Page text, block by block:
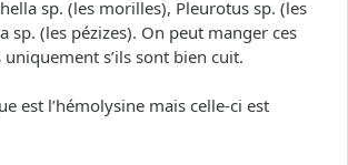
sp. (les morilles), Pleurotus sp. (les
sp. (les pézizes). On peut manger ces
s’ils sont bien cuit.
est l’hémolysine mais celle-ci est